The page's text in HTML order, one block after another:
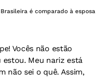
é comparado à esposa
Vocês não estão
estou. Meu nariz está
não sei o quê. Assim,